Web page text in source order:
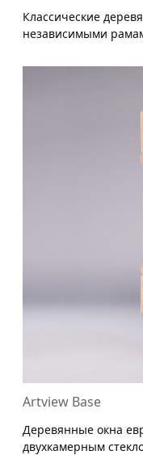
Классические
независимыми
Artview Base
Деревянные окна
двухкамерным